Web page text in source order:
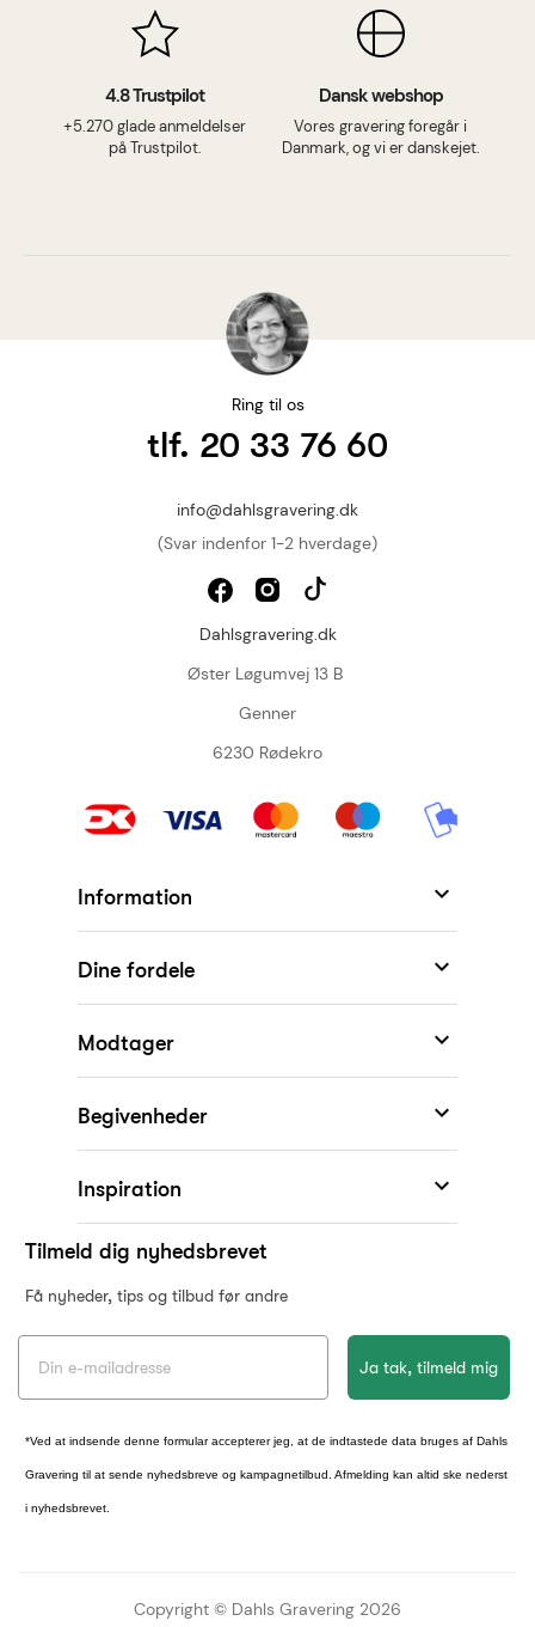
4.8 Trustpilot
+5.270 glade anmeldelser
på Trustpilot.
Dansk webshop
Vores gravering foregår i
Danmark, og vi er danskejet.
Ring til os
tlf. 20 33 76 60
info@dahlsgravering.dk
(Svar indenfor 1-2 hverdage)
Dahlsgravering.dk
Øster Løgumvej 13 B
Genner
6230 Rødekro
Information 
Dine fordele 
Modtager 
Begivenheder 
Inspiration 
Tilmeld dig nyhedsbrevet
Få nyheder, tips og tilbud før andre
Ja tak, tilmeld mig
*Ved at indsende denne formular accepterer jeg, at de indtastede data bruges af Dahls
Gravering til at sende nyhedsbreve og kampagnetilbud. Afmelding kan altid ske nederst
i nyhedsbrevet.
Copyright © Dahls Gravering 2026
KONKURRENCE